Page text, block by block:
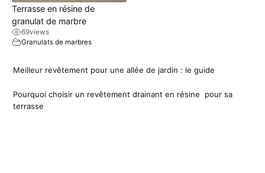
Terrasse en résine de
granulat de marbre
69views
Granulats de marbres
Meilleur revêtement pour une allée de jardin : le guide
Pourquoi choisir un revêtement drainant en résine pour sa
terrasse